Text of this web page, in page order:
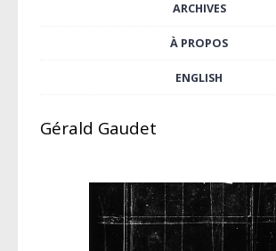
ARCHIVES
À PROPOS
ENGLISH
Gérald Gaudet